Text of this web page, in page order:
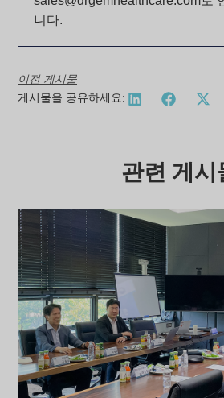
니다.
이전 게시물
게시물을 공유하세요:
관련 게시